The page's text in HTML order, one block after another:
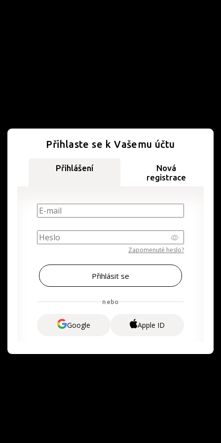
Přihlaste se k Vašemu účtu
Přihlášení
Nová
registrace
Zapomenuté heslo?
nebo
Google Apple ID